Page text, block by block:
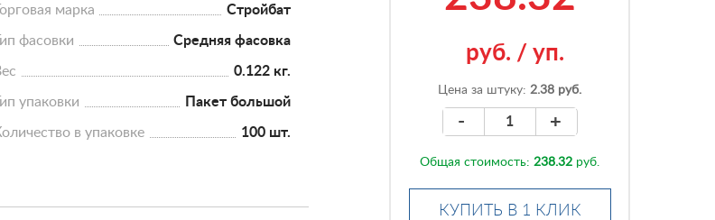
Торговая марка Стройбат
Тип фасовки Средняя фасовка
0.122 кг.
Тип упаковки Пакет большой
в упаковке 100 шт.
руб. / уп.
Цена за штуку:2.38 руб.
- +
Общая стоимость:238.32 руб.
КУПИТЬ В 1 КЛИК